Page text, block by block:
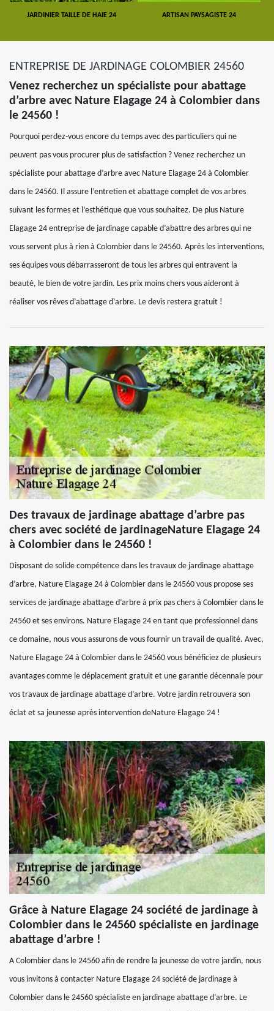
JARDINIER TAILLE DE HAIE 24 ARTISAN PAYSAGISTE 24
ENTREPRISE DE JARDINAGE COLOMBIER 24560
Venez recherchez un spécialiste pour abattage
d’arbre avec Nature Elagage 24 à Colombier dans
le 24560 !
Pourquoi perdez-vous encore du temps avec des particuliers qui ne
peuvent pas vous procurer plus de satisfaction ? Venez recherchez un
spécialiste pour abattage d’arbre avec Nature Elagage 24 à Colombier
dans le 24560. Il assure l’entretien et abattage complet de vos arbres
suivant les formes et l’esthétique que vous souhaitez. De plus Nature
Elagage 24 entreprise de jardinage capable d’abattre des arbres qui ne
vous servent plus à rien à Colombier dans le 24560. Après les interventions,
ses équipes vous débarrasseront de tous les arbres qui entravent la
beauté, le bien de votre jardin. Les prix moins chers vous aideront à
réaliser vos rêves d’abattage d’arbre. Le devis restera gratuit !
Des travaux de jardinage abattage d’arbre pas
chers avec société de jardinageNature Elagage 24
à Colombier dans le 24560 !
Disposant de solide compétence dans les travaux de jardinage abattage
d’arbre, Nature Elagage 24 à Colombier dans le 24560 vous propose ses
services de jardinage abattage d’arbre à prix pas chers à Colombier dans le
24560 et ses environs. Nature Elagage 24 en tant que professionnel dans
ce domaine, nous vous assurons de vous fournir un travail de qualité. Avec,
Nature Elagage 24 à Colombier dans le 24560 vous bénéficiez de plusieurs
avantages comme le déplacement gratuit et une garantie décennale pour
vos travaux de jardinage abattage d’arbre. Votre jardin retrouvera son
éclat et sa jeunesse après intervention deNature Elagage 24 !
Grâce à Nature Elagage 24 société de jardinage à
Colombier dans le 24560 spécialiste en jardinage
abattage d’arbre !
A Colombier dans le 24560 afin de rendre la jeunesse de votre jardin, nous
vous invitons à contacter Nature Elagage 24 société de jardinage à
Colombier dans le 24560 spécialiste en jardinage abattage d’arbre. Le